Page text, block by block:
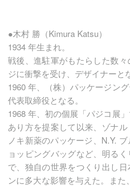
●木村 勝（Kimura Katsu）
1934 年生まれ。
戦後、進駐軍がもたらした数
ジに衝撃を受け、デザイナーと
1960 年、（株）パッケージング
代表取締役となる。
1968 年、初の個展「パジコ展
あり方を提案して以来、ゾナ
ノキ新薬のパッケージ、N.Y.
ョッピングバッグなど、明る
で、独自の世界をつくり出し
ンに多大な影響を与えた。ま